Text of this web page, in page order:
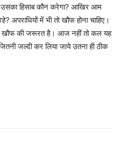
हिसाब कौन करेगा? आखिर आम
अपराधियों में भी तो खौफ होना चाहिए।
के खौफ की जरूरत है। आज नहीं तो कल यह
जल्दी कर लिया जाये उतना ही ठीक